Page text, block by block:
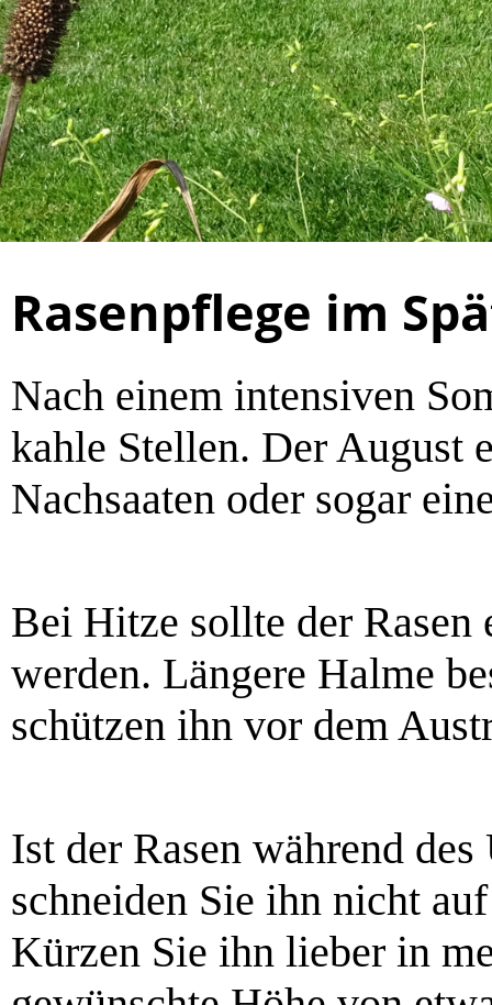
Rasenpflege im
Nach einem intensiven
kahle Stellen. Der August
Nachsaaten oder sogar
Bei Hitze sollte der Rasen
werden. Längere Halme
schützen ihn vor dem
Ist der Rasen während
schneiden Sie ihn nicht
Kürzen Sie ihn lieber in